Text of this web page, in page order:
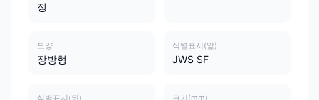
정
모양
장방형
식별표시(앞)
JWS SF
식별표시(뒤) 크기(mm)